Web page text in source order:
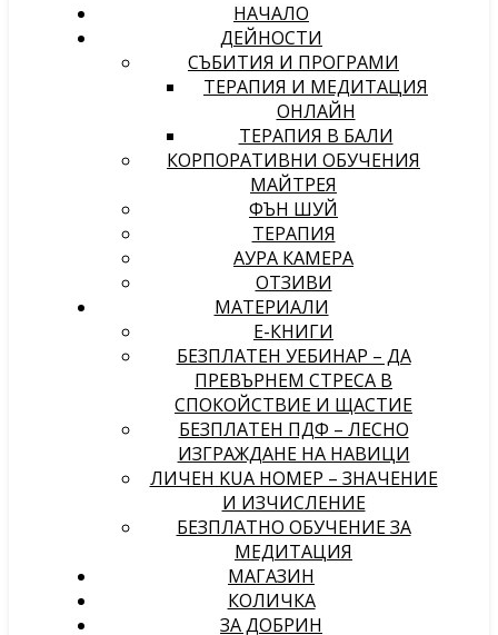
НАЧАЛО
ДЕЙНОСТИ
СЪБИТИЯ И ПРОГРАМИ
ТЕРАПИЯ И МЕДИТАЦИЯ
ОНЛАЙН
ТЕРАПИЯ В БАЛИ
КОРПОРАТИВНИ ОБУЧЕНИЯ
МАЙТРЕЯ
ФЪН ШУЙ
ТЕРАПИЯ
АУРА КАМЕРА
ОТЗИВИ
МАТЕРИАЛИ
Е-КНИГИ
БЕЗПЛАТЕН УЕБИНАР – ДА
ПРЕВЪРНЕМ СТРЕСА В
СПОКОЙСТВИЕ И ЩАСТИЕ
БЕЗПЛАТЕН ПДФ – ЛЕСНО
ИЗГРАЖДАНЕ НА НАВИЦИ
ЛИЧЕН KUA НОМЕР – ЗНАЧЕНИЕ
И ИЗЧИСЛЕНИЕ
БЕЗПЛАТНО ОБУЧЕНИЕ ЗА
МЕДИТАЦИЯ
МАГАЗИН
КОЛИЧКА
ЗА ДОБРИН